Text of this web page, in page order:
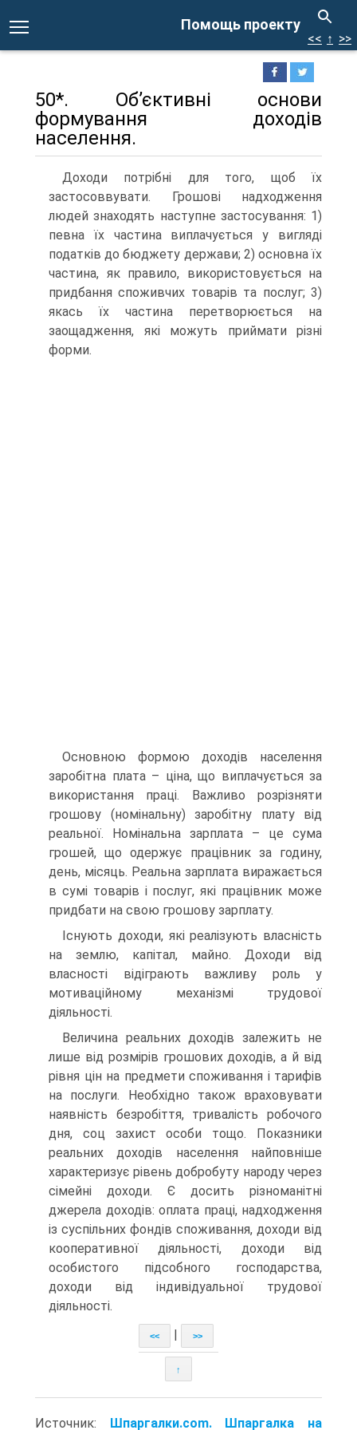
Помощь проекту
<< ↑ >>
50*. Об’єктивні основи
формування доходів
населення.
Доходи потрібні для того, щоб їх
застосоввувати. Грошові надходження
людей знаходять наступне застосування: 1)
певна їх частина виплачується у вигляді
податків до бюджету держави; 2) основна їх
частина, як правило, використовується на
придбання споживчих товарів та послуг; 3)
якась їх частина перетворюється на
заощадження, які можуть приймати різні
форми.
Основною формою доходів населення
заробітна плата – ціна, що виплачується за
використання праці. Важливо розрізняти
грошову (номінальну) заробітну плату від
реальної. Номінальна зарплата – це сума
грошей, що одержує працівник за годину,
день, місяць. Реальна зарплата виражається
в сумі товарів і послуг, які працівник може
придбати на свою грошову зарплату.
Існують доходи, які реалізують власність
на землю, капітал, майно. Доходи від
власності відіграють важливу роль у
мотиваційному механізмі трудової
діяльності.
Величина реальних доходів залежить не
лише від розмірів грошових доходів, а й від
рівня цін на предмети споживання і тарифів
на послуги. Необхідно також враховувати
наявність безробіття, тривалість робочого
дня, соц захист особи тощо. Показники
реальних доходів населення найповніше
характеризує рівень добробуту народу через
сімейні доходи. Є досить різноманітні
джерела доходів: оплата праці, надходження
із суспільних фондів споживання, доходи від
кооперативної діяльності, доходи від
особистого підсобного господарства,
доходи від індивідуальної трудової
діяльності.
<< >>
↑
Источник: Шпаргалки.com. Шпаргалка на